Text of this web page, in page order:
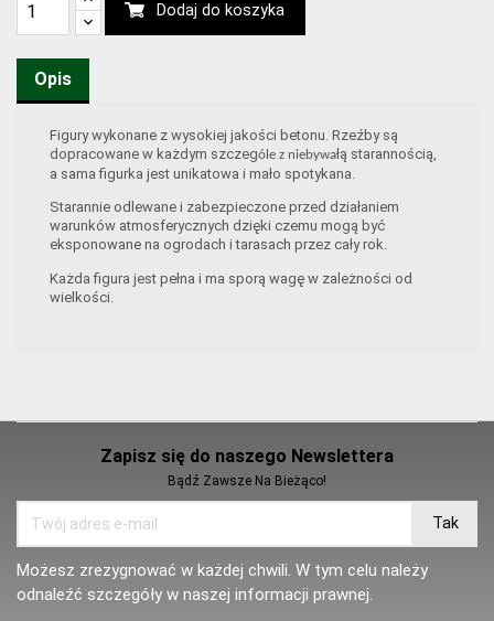
Dodaj do koszyka
Opis
Figury wykonane z wysokiej jakości betonu. Rzeźby są
dopracowane w każdym szczególe z niebywałą starannością,
a sama figurka jest unikatowa i mało spotykana.
Starannie odlewane i zabezpieczone przed działaniem
warunków atmosferycznych dzięki czemu mogą być
eksponowane na ogrodach i tarasach przez cały rok.
Każda figura jest pełna i ma sporą wagę w zależności od
wielkości.
Zapisz się do naszego Newslettera
Bądź Zawsze Na Bieżąco!
Możesz zrezygnować w każdej chwili. W tym celu należy
odnaleźć szczegóły w naszej informacji prawnej.